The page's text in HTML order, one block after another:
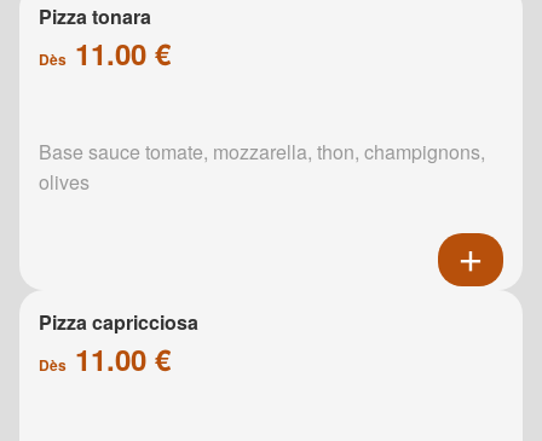
Pizza tonara
Dès 11.00 €
Base sauce tomate, mozzarella, thon, champignons,
olives
Pizza capricciosa
Dès 11.00 €